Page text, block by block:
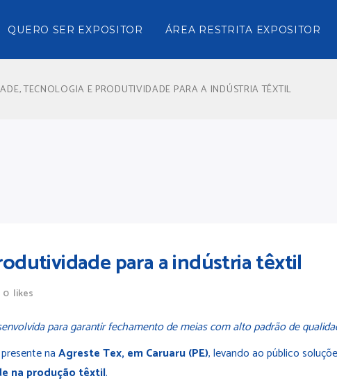
QUERO SER EXPOSITOR ÁREA RESTRITA EXPOSITOR
TECNOLOGIA E PRODUTIVIDADE PARA A INDÚSTRIA TÊXTIL
para a indústria têxtil
0 likes
para garantir fechamento de meias com alto padrão de
naAgreste Tex, em Caruaru (PE), levando ao público
na produção têxtil.